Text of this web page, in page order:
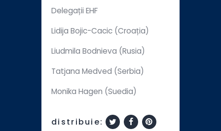
Delegații EHF
Lidija Bojic-Cacic (Croația)
Liudmila Bodnieva (Rusia)
Tatjana Medved (Serbia)
Monika Hagen (Suedia)
distribuie: